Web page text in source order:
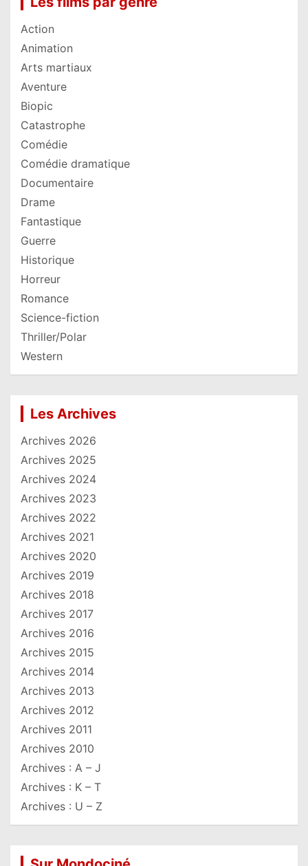
Action
Animation
Arts martiaux
Aventure
Biopic
Catastrophe
Comédie
Comédie dramatique
Documentaire
Drame
Fantastique
Guerre
Historique
Horreur
Romance
Science-fiction
Thriller/Polar
Western
Les Archives
Archives 2026
Archives 2025
Archives 2024
Archives 2023
Archives 2022
Archives 2021
Archives 2020
Archives 2019
Archives 2018
Archives 2017
Archives 2016
Archives 2015
Archives 2014
Archives 2013
Archives 2012
Archives 2011
Archives 2010
Archives : A – J
Archives : K – T
Archives : U – Z